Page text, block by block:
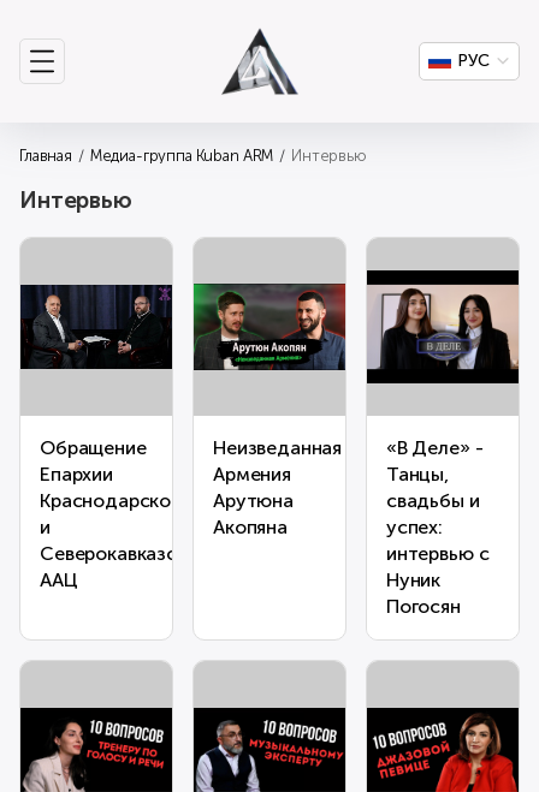
РУС
Главная Медиа-группа Kuban ARM Интервью
Интервью
Обращение
Епархии
Краснодарской
и
Северокавказской
ААЦ
Неизведанная
Армения
Арутюна
Акопяна
«В Деле» -
Танцы,
свадьбы и
успех:
интервью с
Нуник
Погосян